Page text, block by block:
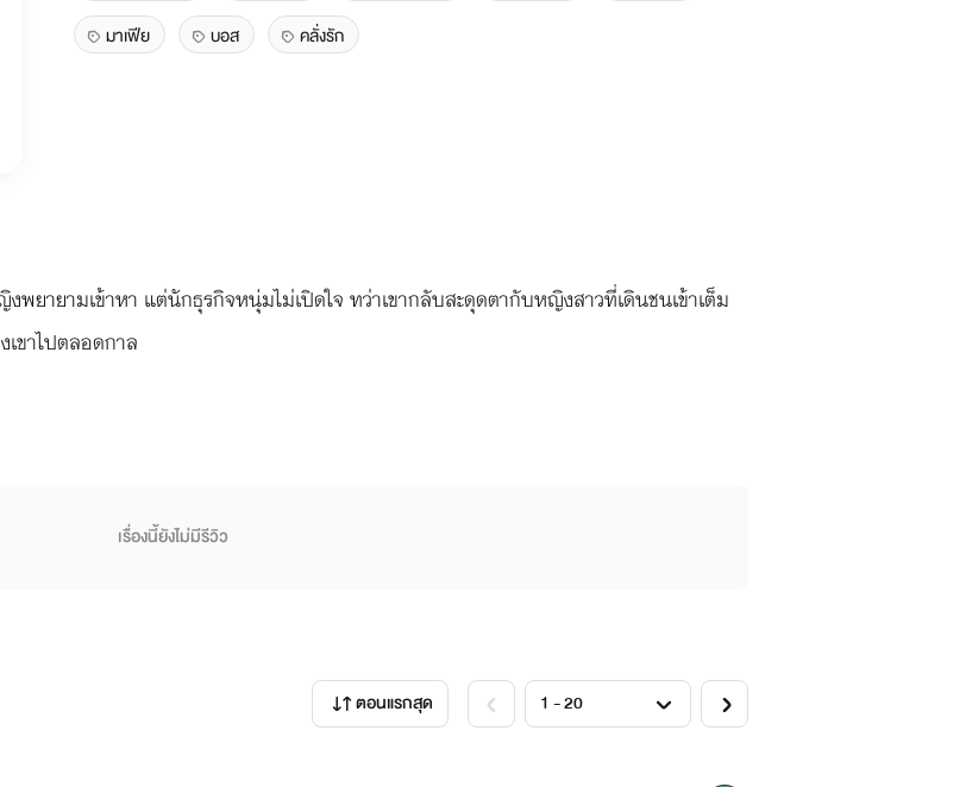
มาเฟีย
บอส คลั่งรัก
พยายามเข้าหา แต่นักธุรกิจหนุ่มไม่เปิดใจ ทว่าเขากลับสะดุดตากับหญิงสาวที่เดินชนเข้าเต็ม
ขาไปตลอดกาล
เรื่องนี้ยังไม่มีรีวิว
ตอนแรกสุด